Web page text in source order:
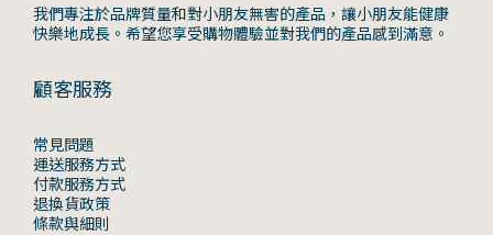
我們專注於品牌質量和對小朋友無害的產品，讓小朋友能健康
快樂地成長。希望您享受購物體驗並對我們的產品感到滿意。
顧客服務
常見問題
運送服務方式
付款服務方式
退換貨政策
條款與細則